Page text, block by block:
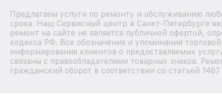
Предлагаем услуги по ремонту и обслуживанию
срока. Наш Сервисный центр в Санкт-Петербурге
ремонт на сайте не является публичной офертой,
кодекса РФ. Все обозначения и упоминания
информирования клиентов о предоставляемых
связаны с правообладателями товарных знаков.
гражданский оборот в соответствии со статьей